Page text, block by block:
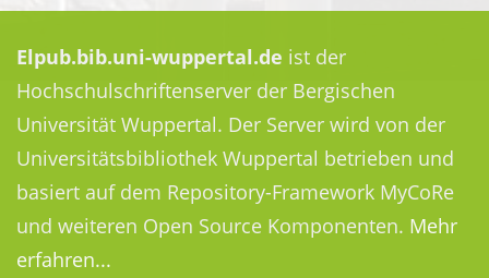
Elpub.bib.uni-wuppertal.de ist der
Hochschulschriftenserver der Bergischen
Universität Wuppertal. Der Server wird von der
Universitätsbibliothek Wuppertal betrieben und
basiert auf dem Repository-Framework MyCoRe
und weiteren Open Source Komponenten. Mehr
erfahren...